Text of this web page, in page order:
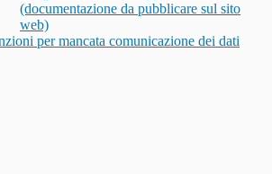
(documentazione da pubblicare sul sito
web)
per mancata comunicazione dei dati